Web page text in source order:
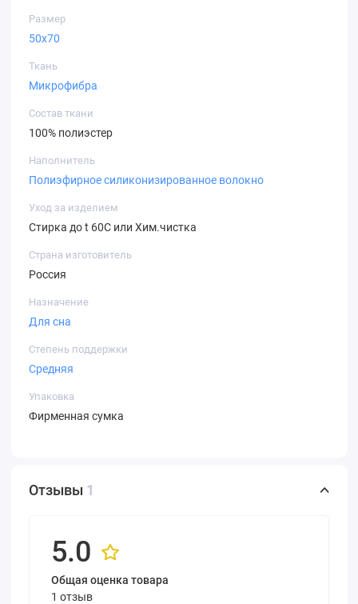
Каждая нить ткани «микрофибра» расслоена на
тончайшие микроволокна, что придает ткани
необычайную мягкость по сравнению с обычной, а
между микроволокнами создается капиллярный
влагу.
Размер
50х70
Ткань
Микрофибра
Состав ткани
100% полиэстер
Наполнитель
Полиэфирное силиконизированное волокно
Уход за изделием
Стирка до t 60C или Хим.чистка
Страна изготовитель
Россия
Назначение
Для сна
Степень поддержки
Средняя
Упаковка
Фирменная сумка
Отзывы 1
5.0
Общая оценка товара
1 отзыв